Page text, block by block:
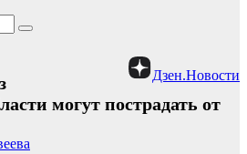
Дзен.Новости
могут пострадать от